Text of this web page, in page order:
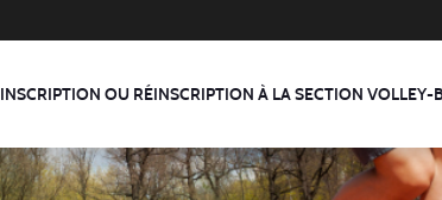
INSCRIPTION OU RÉINSCRIPTION À LA SECTION